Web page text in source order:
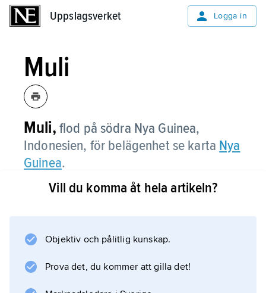
Uppslagsverket Logga in
Muli
Muli, flod på södra Nya Guinea,
Indonesien, för belägenhet se karta Nya
Guinea.
Information om artikeln
Vill du komma åt hela artikeln?
Objektiv och pålitlig kunskap.
Prova det, du kommer att gilla det!